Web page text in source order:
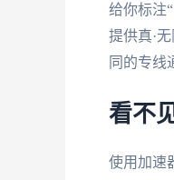
给你标注
提供真·
同的专线
看不
使用加速